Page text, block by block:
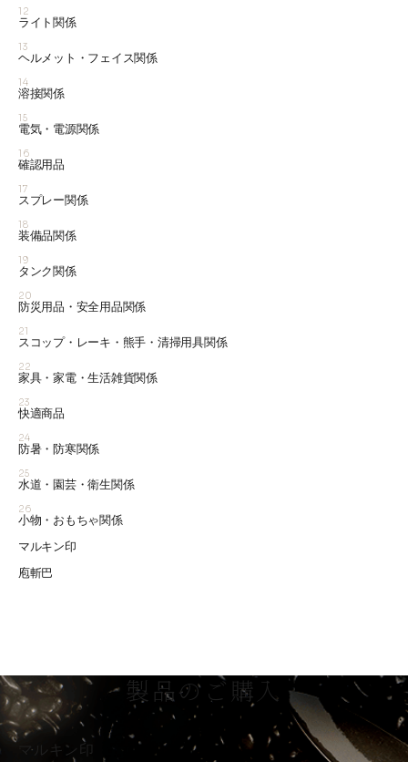
12
ライト関係
13
ヘルメット・フェイス関係
14
溶接関係
15
電気・電源関係
16
確認用品
17
スプレー関係
18
装備品関係
19
タンク関係
20
防災用品・安全用品関係
21
スコップ・レーキ・熊手・清掃用具関係
22
家具・家電・生活雑貨関係
23
快適商品
24
防暑・防寒関係
25
水道・園芸・衛生関係
26
小物・おもちゃ関係
マルキン印
庖斬巴
製品のご購入
マルキン印